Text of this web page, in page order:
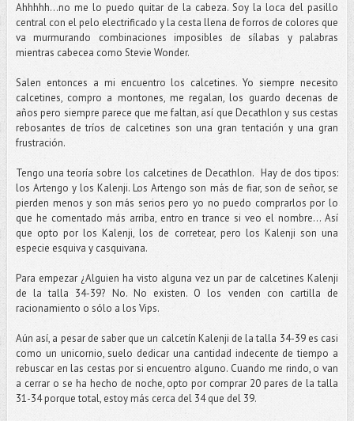
Ahhhhh...no me lo puedo quitar de la cabeza. Soy la loca del pasillo
central con el pelo electrificado y la cesta llena de forros de colores que
va murmurando combinaciones imposibles de sílabas y palabras
mientras cabecea como Stevie Wonder.
Salen entonces a mi encuentro los calcetines. Yo siempre necesito
calcetines, compro a montones, me regalan, los guardo decenas de
años pero siempre parece que me faltan, así que Decathlon y sus cestas
rebosantes de tríos de calcetines son una gran tentación y una gran
frustración.
Tengo una teoría sobre los calcetines de Decathlon. Hay de dos tipos:
los Artengo y los Kalenji. Los Artengo son más de fiar, son de señor, se
pierden menos y son más serios pero yo no puedo comprarlos por lo
que he comentado más arriba, entro en trance si veo el nombre... Así
que opto por los Kalenji, los de corretear, pero los Kalenji son una
especie esquiva y casquivana.
Para empezar ¿Alguien ha visto alguna vez un par de calcetines Kalenji
de la talla 34-39? No. No existen. O los venden con cartilla de
racionamiento o sólo a los Vips.
Aún así, a pesar de saber que un calcetín Kalenji de la talla 34-39 es casi
como un unicornio, suelo dedicar una cantidad indecente de tiempo a
rebuscar en las cestas por si encuentro alguno. Cuando me rindo, o van
a cerrar o se ha hecho de noche, opto por comprar 20 pares de la talla
31-34 porque total, estoy más cerca del 34 que del 39.